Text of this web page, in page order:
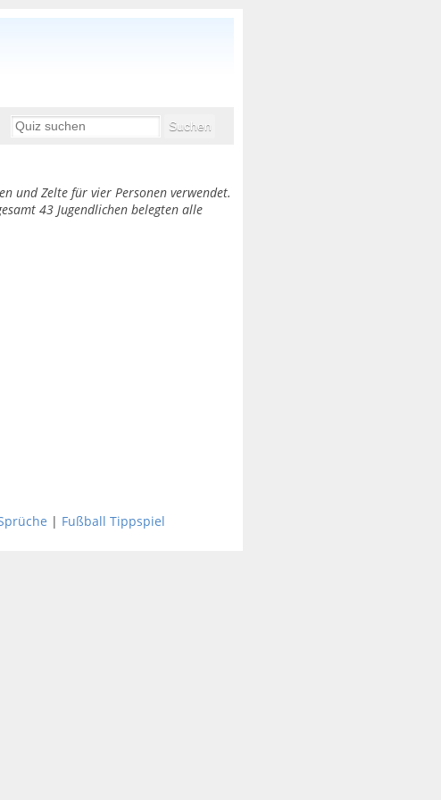
und Zelte für vier Personen verwendet.
43 Jugendlichen belegten alle
| Fußball Tippspiel